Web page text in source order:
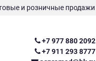
и розничные продажи
+7 977 880 2092
+7 911 293 8777